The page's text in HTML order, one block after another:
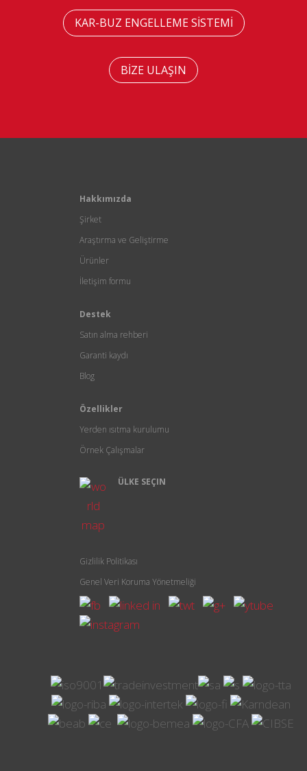
KAR-BUZ ENGELLEME SİSTEMİ
BİZE ULAŞIN
Hakkımızda
Şirket
Araştırma ve Geliştirme
Ürünler
İletişim formu
Destek
Satın alma rehberi
Garanti kaydı
Blog
Özellikler
Yerden ısıtma kurulumu
Örnek Çalışmalar
ÜLKE SEÇIN
Gizlilik Politikası
Genel Veri Koruma Yönetmeliği